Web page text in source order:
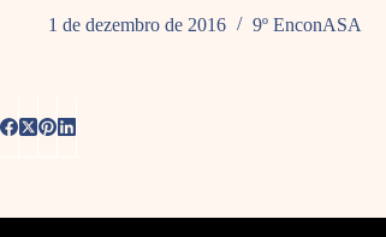
1 de dezembro de 2016 9º EnconASA